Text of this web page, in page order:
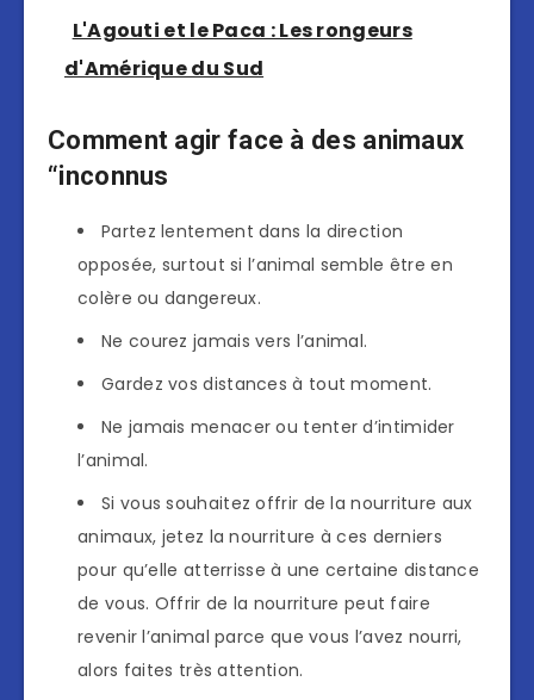
L'Agouti et le Paca : Les rongeurs
d'Amérique du Sud
Comment agir face à des animaux
“inconnus
Partez lentement dans la direction
opposée, surtout si l’animal semble être en
colère ou dangereux.
Ne courez jamais vers l’animal.
Gardez vos distances à tout moment.
Ne jamais menacer ou tenter d’intimider
l’animal.
Si vous souhaitez offrir de la nourriture aux
animaux, jetez la nourriture à ces derniers
pour qu’elle atterrisse à une certaine distance
de vous. Offrir de la nourriture peut faire
revenir l’animal parce que vous l’avez nourri,
alors faites très attention.